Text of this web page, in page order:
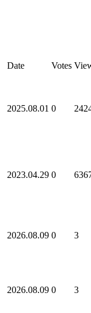
Date Votes
2025.08.01 0
2023.04.29 0
2026.08.09 0 3
2026.08.09 0 3